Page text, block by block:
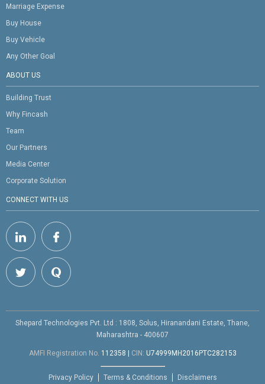
Marriage Expense
Buy House
Buy Vehicle
Any Other Goal
ABOUT US
Building Trust
Why Fincash
Team
Our Partners
Media Center
Corporate Solution
CONNECT WITH US
Shepard Technologies Pvt. Ltd : 1808, Solus, Hiranandani Estate, Thane,
Maharashtra - 400607
AMFI Registration No. 112358 CIN: U74999MH2016PTC282153
Privacy Policy Terms & Conditions Disclaimers